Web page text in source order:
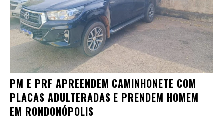
PM E PRF APREENDEM CAMINHONETE COM
PLACAS ADULTERADAS E PRENDEM HOMEM
EM RONDONÓPOLIS